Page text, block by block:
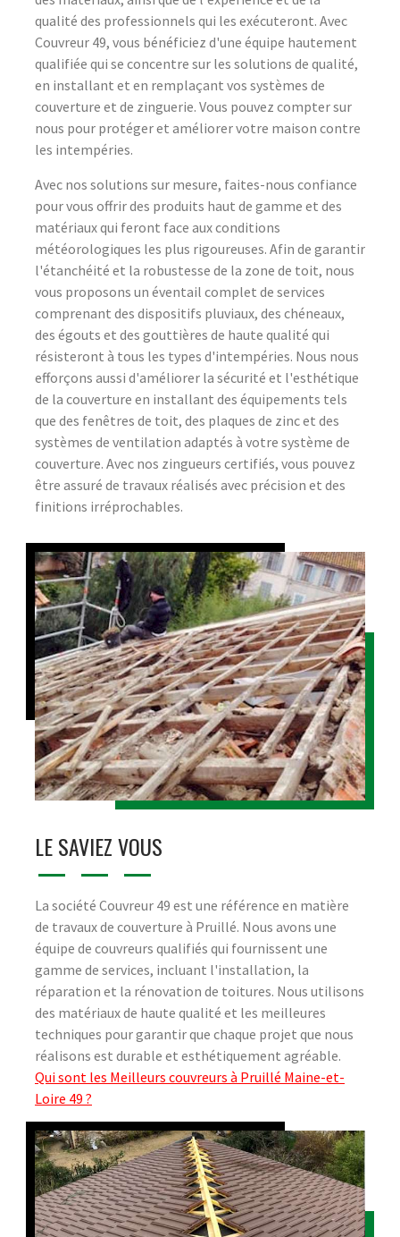
qualité des professionnels qui les exécuteront. Avec
Couvreur 49, vous bénéficiez d'une équipe hautement
qualifiée qui se concentre sur les solutions de qualité,
en installant et en remplaçant vos systèmes de
couverture et de zinguerie. Vous pouvez compter sur
nous pour protéger et améliorer votre maison contre
les intempéries.
Avec nos solutions sur mesure, faites-nous confiance
pour vous offrir des produits haut de gamme et des
matériaux qui feront face aux conditions
météorologiques les plus rigoureuses. Afin de garantir
l'étanchéité et la robustesse de la zone de toit, nous
vous proposons un éventail complet de services
comprenant des dispositifs pluviaux, des chéneaux,
des égouts et des gouttières de haute qualité qui
résisteront à tous les types d'intempéries. Nous nous
efforçons aussi d'améliorer la sécurité et l'esthétique
de la couverture en installant des équipements tels
que des fenêtres de toit, des plaques de zinc et des
systèmes de ventilation adaptés à votre système de
couverture. Avec nos zingueurs certifiés, vous pouvez
être assuré de travaux réalisés avec précision et des
finitions irréprochables.
LE SAVIEZ VOUS
La société Couvreur 49 est une référence en matière
de travaux de couverture à Pruillé. Nous avons une
équipe de couvreurs qualifiés qui fournissent une
gamme de services, incluant l'installation, la
réparation et la rénovation de toitures. Nous utilisons
des matériaux de haute qualité et les meilleures
techniques pour garantir que chaque projet que nous
réalisons est durable et esthétiquement agréable.
Qui sont les Meilleurs couvreurs à Pruillé Maine-et-
Loire 49 ?